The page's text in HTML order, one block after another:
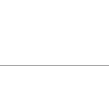
está escondiendo…!